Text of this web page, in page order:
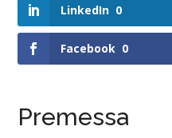
LinkedIn 0
Facebook 0
Premessa